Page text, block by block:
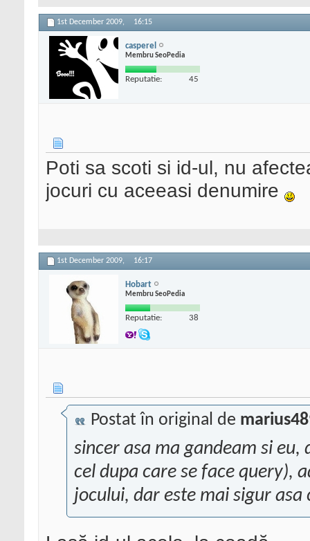
1st December 2009, 16:15
casperel
Membru SeoPedia
Reputatie: 45
Poti sa scoti si id-ul, nu
jocuri cu aceeasi denumire
1st December 2009, 16:17
Hobart
Membru SeoPedia
Reputatie: 38
Postat în original de
sincer asa ma gandeam si eu,
cel dupa care se face query),
jocului, dar este mai sigur asa